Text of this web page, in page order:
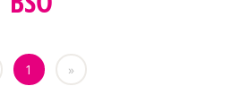
1 »